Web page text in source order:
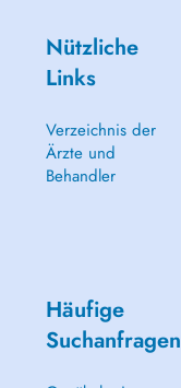
Nützliche
Links
Verzeichnis der
Ärzte und
Behandler
Häufige
Suchanfragen